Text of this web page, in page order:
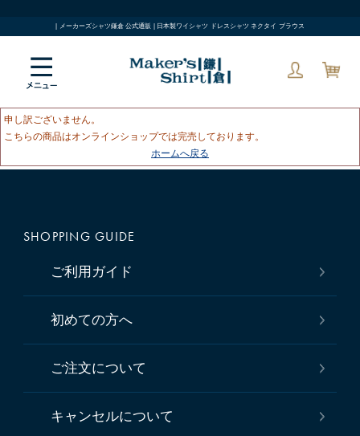
| メーカーズシャツ鎌倉 公式通販 | 日本製ワイシャツ ドレスシャツ ネクタイ ブラウス
申し訳ございません。
こちらの商品はオンラインショップでは完売しております。
ホームへ戻る
SHOPPING GUIDE
ご利用ガイド
初めての方へ
ご注文について
キャンセルについて